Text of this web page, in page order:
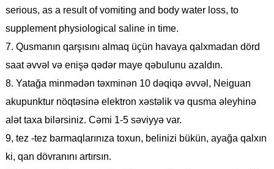
serious, as a result of vomiting and body water loss, to
supplement physiological saline in time.
7. Qusmanın qarşısını almaq üçün havaya qalxmadan dörd
saat əvvəl və enişə qədər maye qəbulunu azaldın.
8. Yatağa minmədən təxminən 10 dəqiqə əvvəl, Neiguan
akupunktur nöqtəsinə elektron xəstəlik və qusma əleyhinə
alət taxa bilərsiniz. Cəmi 1-5 səviyyə var.
9, tez -tez barmaqlarınıza toxun, belinizi bükün, ayağa qalxın
ki, qan dövranını artırsın.